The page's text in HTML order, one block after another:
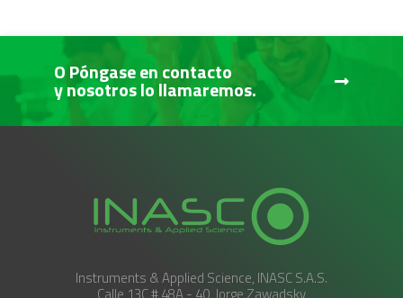
O Póngase en contacto
y nosotros lo llamaremos.
Instruments & Applied Science, INASC S.A.S.